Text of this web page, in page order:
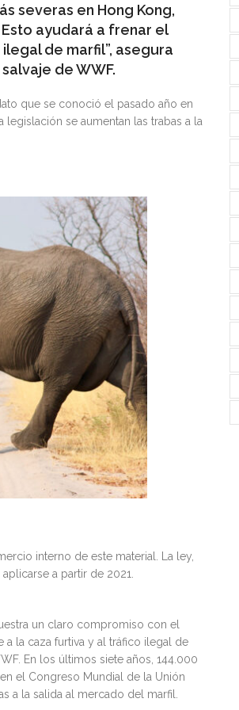
severas en Hong Kong,
ayudará a frenar el
de marfil”, asegura
de WWF.
que se conoció el pasado año en
se aumentan las trabas a la
interno de este material. La ley,
a partir de 2021.
un claro compromiso con el
la caza furtiva y al tráfico ilegal de
En los últimos siete años, 144.000
el Congreso Mundial de la Unión
a la salida al mercado del marfil.